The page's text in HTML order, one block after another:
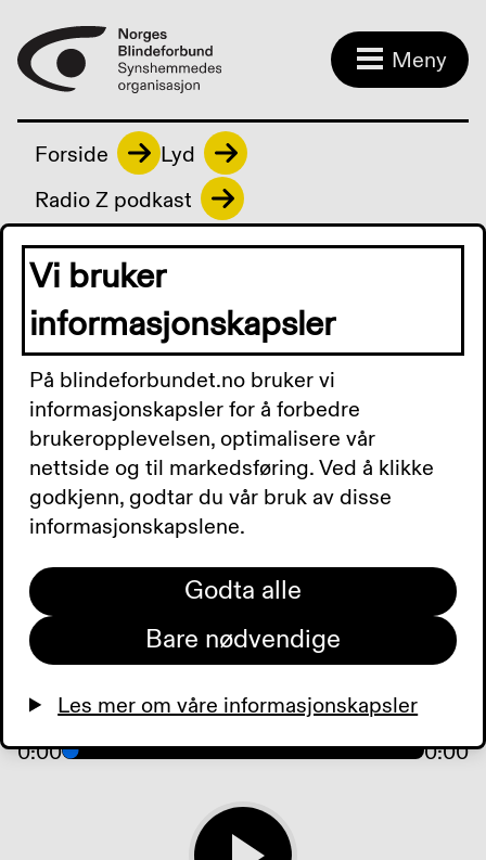
Meny
Forside
Lyd
Radio Z podkast
Radio Z podkast
Radio Z Podkast 10.
februar 2025: Torsdag
kåres vinnerne i
skrivekonkurranse om
punktskrift.1. mars er
fristen for å søke
Blindeforbundets legater
.Tilbud der du bor og
dagens aviser
0:00 0:00
Vi bruker
informasjonskapsler
På blindeforbundet.no bruker vi
informasjonskapsler for å forbedre
brukeropplevelsen, optimalisere vår
nettside og til markedsføring. Ved å klikke
godkjenn, godtar du vår bruk av disse
informasjonskapslene.
Godta alle
Bare nødvendige
Les mer om våre informasjonskapsler